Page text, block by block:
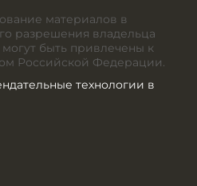
материалов в
разрешения владельца
быть привлечены к
Российской Федерации.
технологии в